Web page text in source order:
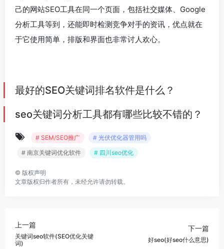
己的网站SEO工具在同一个页面，包括社交媒体、Google
分析工具等到，还能即时检测竞争对手的资讯，优点就在
于它使用简单，排版和界面也非常讨人欢心。
最好的SEO关键词排名软件是什么？
seo关键词分析工具都有哪些比较不错的？
# SEM/SEO推广
# 光伏优化器管用吗
# 南京关键词优化软件
# 四川seo优化
© 版权声明
文章版权归作者所有，未经允许请勿转载。
上一篇
关键词seo软件(SEO优化关键
词)
下一篇
好seo(好seo什么意思)